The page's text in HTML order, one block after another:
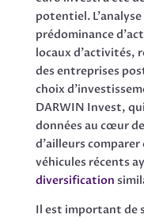
potentiel.
prédominance
locaux d’activités,
des entreprises
choix
DARWIN Invest,
données au cœur
d’ailleurs comparer
véhicules récents
diversification
Il est important de